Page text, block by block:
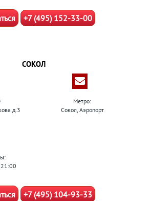
+7 (495) 152-33-00
СОКОЛ
д.3
Метро:
Сокол, Аэропорт
+7 (495) 104-93-33